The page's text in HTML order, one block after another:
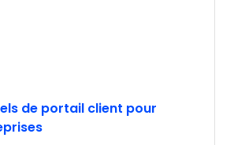
de portail client pour